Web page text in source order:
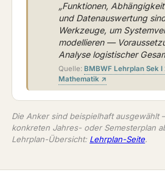
„Funktionen,
und Datenauswertung
Werkzeuge, um
modellieren —
Analyse logistischer
Quelle: BMBWF Lehrplan Sek
Mathematik ↗
Die Anker sind beispielhaft ausgewählt
konkreten Jahres- oder Semesterplan
Lehrplan-Übersicht: Lehrplan-Seite.